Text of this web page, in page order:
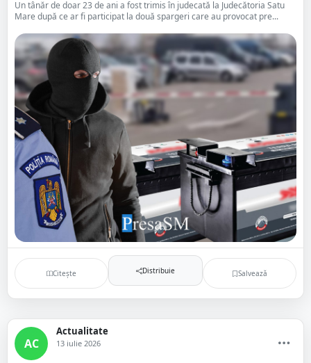
Un tânăr de doar 23 de ani a fost trimis în judecată la Judecătoria Satu
Mare după ce ar fi participat la două spargeri care au provocat pre...
Citește Distribuie Salvează
AC
Actualitate
13 iulie 2026